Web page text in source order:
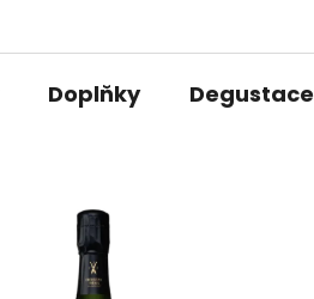
Doplňky Degustace